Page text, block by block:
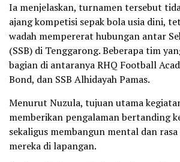
Ia menjelaskan, turnamen tersebut
ajang kompetisi sepak bola usia dini,
wadah mempererat hubungan antar
(SSB) di Tenggarong. Beberapa tim
bagian di antaranya RHQ Football
Bond, dan SSB Alhidayah Pamas.
Menurut Nuzula, tujuan utama
memberikan pengalaman bertanding
sekaligus membangun mental dan
mereka di lapangan.